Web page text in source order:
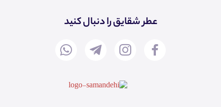
عطر شقایق را دنبال کنید